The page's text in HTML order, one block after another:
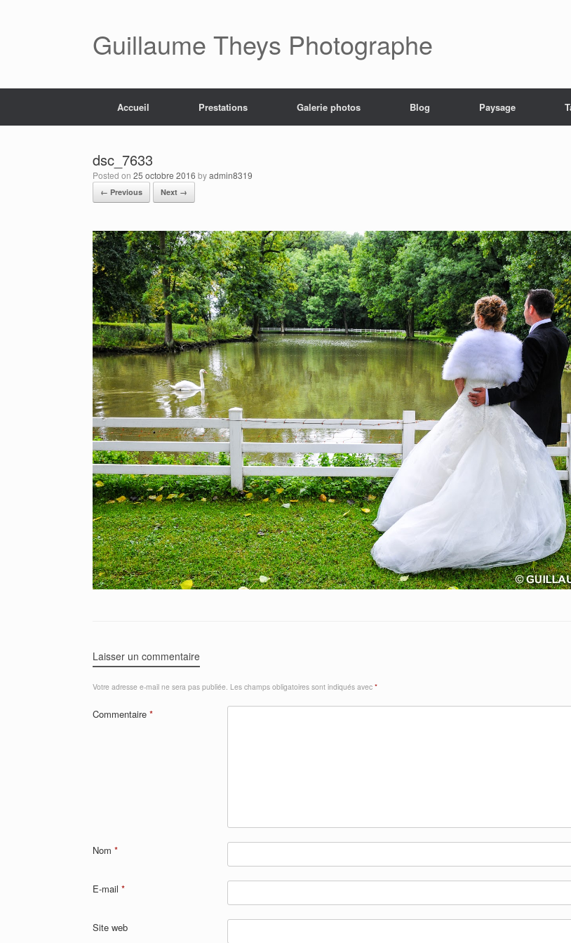
Guillaume Theys Photographe
Accueil Prestations Galerie photos Blog Paysage
dsc_7633
Posted on 25 octobre 2016 byadmin8319
← Previous Next →
Laisser un commentaire
Votre adresse e-mail ne sera pas publiée. Les champs obligatoires sont indiqués avec *
Commentaire *
Nom *
E-mail *
Site web